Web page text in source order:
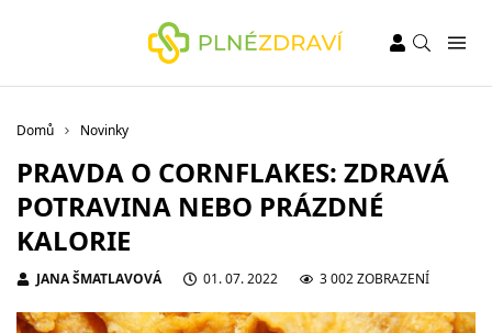
Domů Novinky
PRAVDA O CORNFLAKES: ZDRAVÁ
POTRAVINA NEBO PRÁZDNÉ
KALORIE
JANA ŠMATLAVOVÁ 01. 07. 2022 3 002 ZOBRAZENÍ